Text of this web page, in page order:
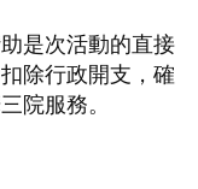
是次活動的直接
除行政開支，確
院服務。